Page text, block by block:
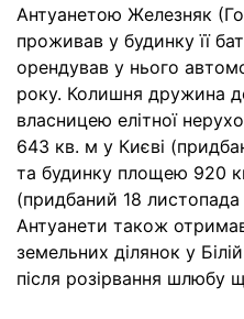
Антуанетою Железняк
проживав у будинку її
орендував у нього
року. Колишня дружина
власницею елітної
643 кв. м у Києві
та будинку площею 920
(придбаний 18
Антуанети також
земельних ділянок у
після розірвання шлюбу